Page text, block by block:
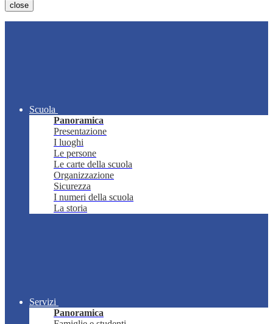
close
Scuola
Panoramica
Presentazione
I luoghi
Le persone
Le carte della scuola
Organizzazione
Sicurezza
I numeri della scuola
La storia
Servizi
Panoramica